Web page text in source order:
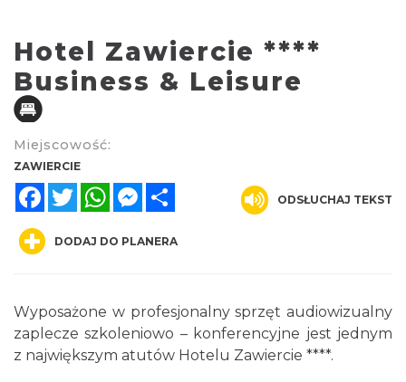
Hotel Zawiercie ****
Business & Leisure
Miejscowość:
ZAWIERCIE
FacebookTwitterWhatsAppMessenger
ODSŁUCHAJ TEKST
DODAJ DO PLANERA
Wyposażone w profesjonalny sprzęt audiowizualny
zaplecze szkoleniowo – konferencyjne jest jednym
z największym atutów Hotelu Zawiercie ****.